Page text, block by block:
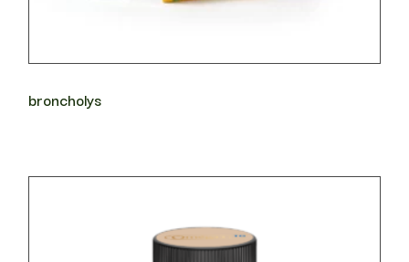
broncholys